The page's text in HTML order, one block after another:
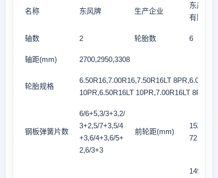
名称 东风牌 生产企业
东风汽
有限公司
轴数 2 轮胎数 6
轴距(mm) 2700,2950,3308
轮胎规格
6.50R16,7.00R16,7.50R16LT
10PR,6.50R16LT 10PR,7.00R16LT 8PR
钢板弹簧片数
6/6+5,3/3+3,2/
3+2,5/7+3,5/4
+3,6/4+3,6/5+
2,6/3+3
前轮距(mm)
72